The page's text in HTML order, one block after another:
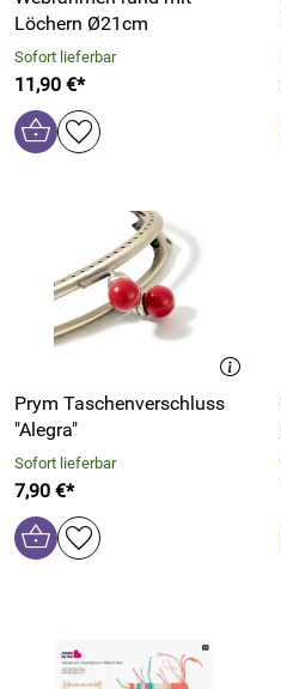
Löchern Ø21cm
Sofort lieferbar
11,90 €*
Prym Taschenverschluss
"Alegra"
Sofort lieferbar
7,90 €*